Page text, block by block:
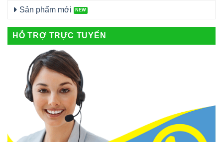
Sản phẩm mới
HỖ TRỢ TRỰC TUYẾN